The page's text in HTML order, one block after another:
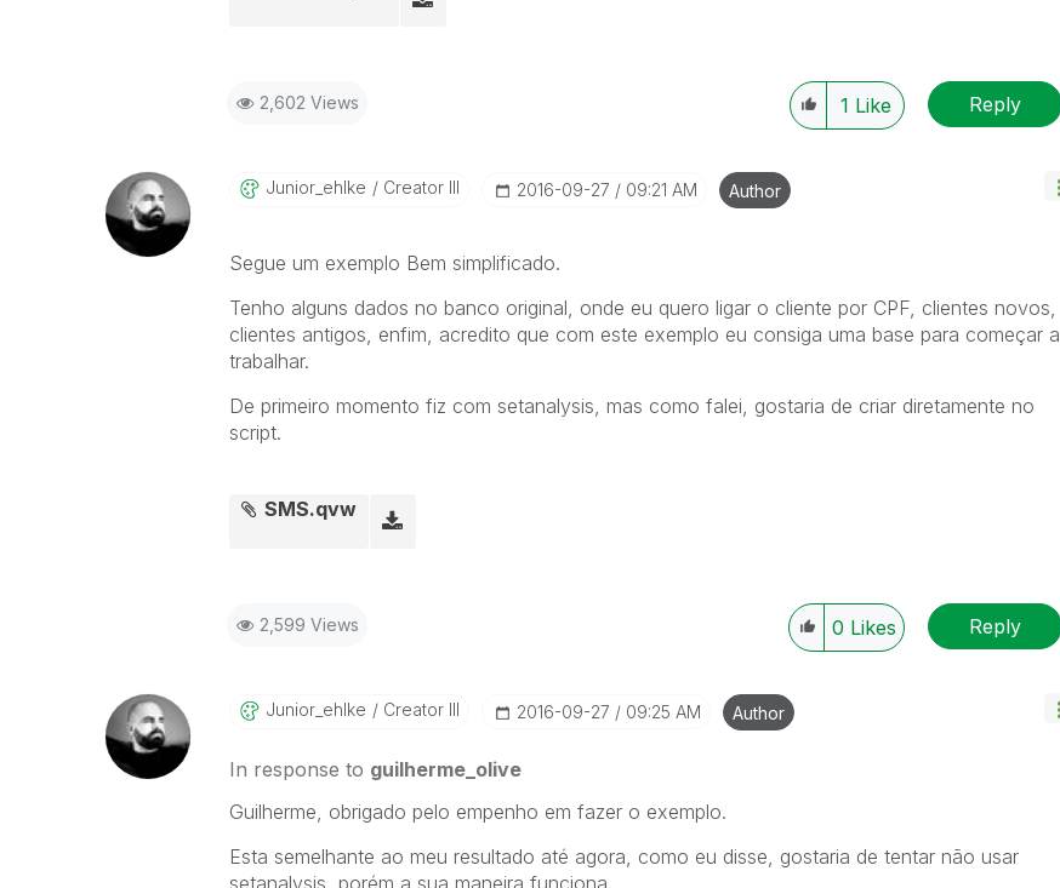
2,602 Views 1 Like Reply
Junior_ehlke Creator III ‎2016-09-27 09:21 AM Author
Segue um exemplo Bem simplificado.
Tenho alguns dados no banco original, onde eu quero ligar o cliente por CPF, clientes novos,
clientes antigos, enfim, acredito que com este exemplo eu consiga uma base para começar a
trabalhar.
De primeiro momento fiz com setanalysis, mas como falei, gostaria de criar diretamente no
script.
SMS.qvw
2,599 Views 0 Likes Reply
Junior_ehlke Creator III ‎2016-09-27 09:25 AM Author
In response to guilherme_olive
Guilherme, obrigado pelo empenho em fazer o exemplo.
Esta semelhante ao meu resultado até agora, como eu disse, gostaria de tentar não usar
setanalysis, porém a sua maneira funciona.